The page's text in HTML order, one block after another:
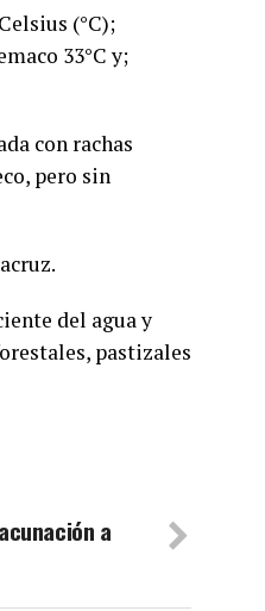
(°C);
33°C y;
con rachas
pero sin
del agua y
pastizales
a